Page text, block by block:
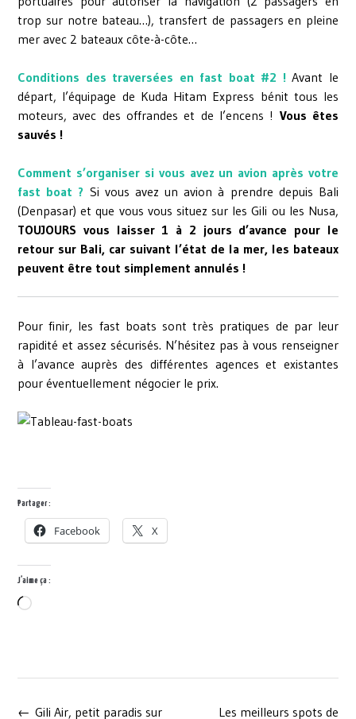
trop sur notre bateau…), transfert de passagers en pleine
mer avec 2 bateaux côte-à-côte…
Conditions des traversées en fast boat #2 !Avant le
départ, l’équipage de Kuda Hitam Express bénit tous les
moteurs, avec des offrandes et de l’encens ! Vous êtes
sauvés !
Comment s’organiser si vous avez un avion après votre
fast boat ? Si vous avez un avion à prendre depuis Bali
(Denpasar) et que vous vous situez sur les Gili ou les Nusa,
TOUJOURS vous laisser 1 à 2 jours d’avance pour le
retour sur Bali, car suivant l’état de la mer, les bateaux
peuvent être tout simplement annulés !
Pour finir, les fast boats sont très pratiques de par leur
rapidité et assez sécurisés. N’hésitez pas à vous renseigner
à l’avance auprès des différentes agences et existantes
pour éventuellement négocier le prix.
Partager :
Facebook X
J’aime ça :
Chargement…
Post Les meilleurs spots de
← Gili Air, petit paradis sur